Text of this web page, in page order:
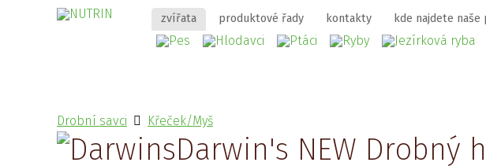
zvířata produktové řady kontakty kde najdete naše
Drobní savci Křeček/Myš
Darwin's NEW Drobný